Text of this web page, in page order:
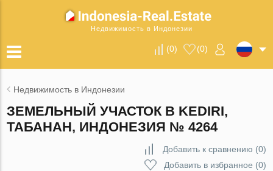
Недвижимость в Индонезии
(0) (0)
Недвижимость в Индонезии
ЗЕМЕЛЬНЫЙ УЧАСТОК В KEDIRI,
ТАБАНАН, ИНДОНЕЗИЯ № 4264
Добавить к сравнению (0)
Добавить в избранное (0)